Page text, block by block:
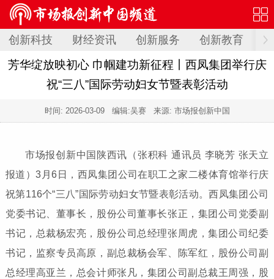
创新科技 财经资讯 创新服务 创新教育
芳华绽放映初心 巾帼建功新征程丨西凤集团举行庆
祝“三八”国际劳动妇女节暨表彰活动
时间: 2026-03-09编辑:吴赛 来源: 市场报创新中国
市场报创新中国陕西讯（张积科 通讯员 李晓芳 张天立
报道）3月6日，西凤集团公司在职工之家二楼体育馆举行庆
祝第116个“三八”国际劳动妇女节暨表彰活动。西凤集团公司
党委书记、董事长，股份公司董事长张正，集团公司党委副
书记，总裁杨宏亮，股份公司总经理张周虎，集团公司纪委
书记，监察专员高原，副总裁杨会军、陈军红，股份公司副
总经理高亚兰，总会计师张凡，集团公司副总裁王周强，股